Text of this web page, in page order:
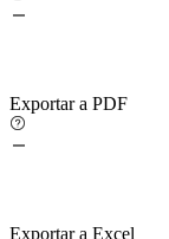
Exportar a PDF
Exportar a Excel